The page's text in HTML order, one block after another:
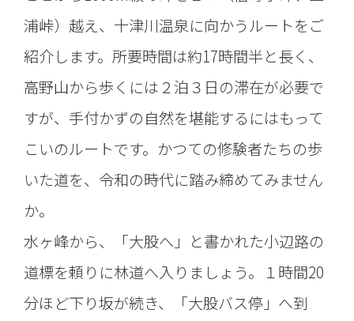
浦峠）越え、十津川温泉に向かうルートをご
紹介します。所要時間は約17時間半と長く、
高野山から歩くには２泊３日の滞在が必要で
すが、手付かずの自然を堪能するにはもって
こいのルートです。かつての修験者たちの歩
いた道を、令和の時代に踏み締めてみません
か。
水ヶ峰から、「大股へ」と書かれた小辺路の
道標を頼りに林道へ入りましょう。１時間20
分ほど下り坂が続き、「大股バス停」へ到